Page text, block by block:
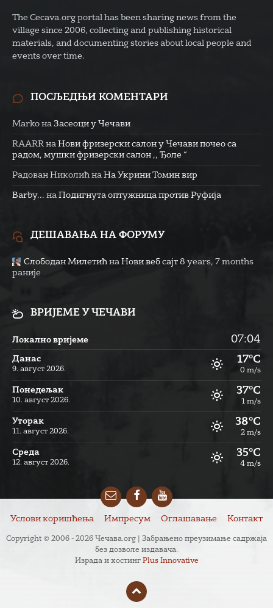
The Cecava.org portal has been sharing news from the
village since 2006, collecting and publishing historical
materials, and documenting stories about local people and
events over time.
ПОСЉЕДЊИ КОМЕНТАРИ
Marko на Засеоци у Чечави
RAARR на Нови фризерски салон у Чечави почео са
радом, мушки фризерски салон ,, Ђоле “
Радован Николић на На Укрини Томин вир
Barby... на Подигнута оптужница против Руфија
ДЕШАВАЊА НА ФОРУМУ
Слободан Милетић на Нови веб сајт 8 years, 7 months
раније
ВРИЈЕМЕ У ЧЕЧАВИ
Локално вријеме 07:04
Данас
9. август 2026.
17°C
0 m/s
Понедељак
10. август 2026.
37°C
1 m/s
Уторак
11. август 2026.
38°C
2 m/s
Cреда
12. август 2026.
35°C
4 m/s
EmailFacebookYouTube
Услови коришћења Импресум Оглашавање Контакт
Copyright © 2006 - 2026 Чечава.org | Забрањено преузимање садржаја
без дозволе издавача.
Израда и хостинг Plus Innovative